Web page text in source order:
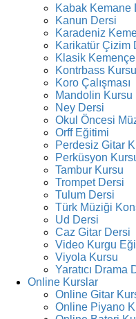
Kabak Kemane
Kanun Dersi
Karadeniz
Karikatür Çizim
Klasik
Kontrbass Kursu
Koro Çalışması
Mandolin Kursu
Ney Dersi
Okul Öncesi
Orff Eğitimi
Perdesiz Gitar
Perküsyon
Tambur Kursu
Trompet Dersi
Tulum Dersi
Türk Müziği
Ud Dersi
Caz Gitar Dersi
Video Kurgu
Viyola Kursu
Yaratıcı Drama
Online Kurslar
Online Gitar
Online Piyano